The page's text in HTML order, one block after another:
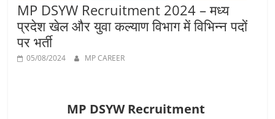
MP DSYW Recruitment 2024 – मध्य
प्रदेश खेल और युवा कल्याण विभाग में विभिन्‍न पदों
पर भर्ती
05/08/2024 MP CAREER
MP DSYW Recruitment